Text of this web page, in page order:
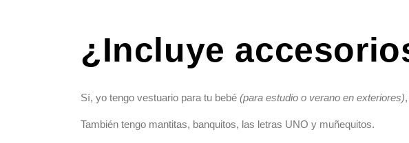
¿Incluye
Sí, yo tengo vestuario para tu bebé (para estudio o verano en exteriores)
También tengo mantitas, banquitos, las letras UNO y muñequitos.